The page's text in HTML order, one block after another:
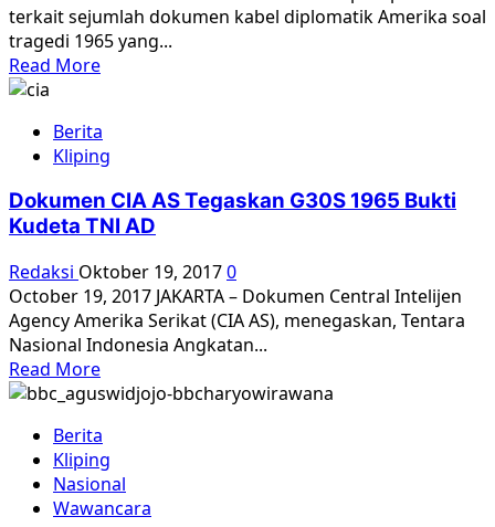
sama
terkait sejumlah dokumen kabel diplomatik Amerika soal
tragedi 1965 yang...
Read MoreRead
Dokumen
AS
1965:
Apakah
terlibat
dan
enam
hal
lain
yang
harus
Anda
ketahui
Berita
Kliping
Dokumen CIA AS Tegaskan G30S 1965 Bukti
Kudeta TNI AD
Redaksi Oktober 19, 20170
October 19, 2017 JAKARTA – Dokumen Central Intelijen
Agency Amerika Serikat (CIA AS), menegaskan, Tentara
Nasional Indonesia Angkatan...
Read MoreRead
more
Dokumen
CIA
AS
Tegaskan
Berita
Kliping
Nasional
Wawancara